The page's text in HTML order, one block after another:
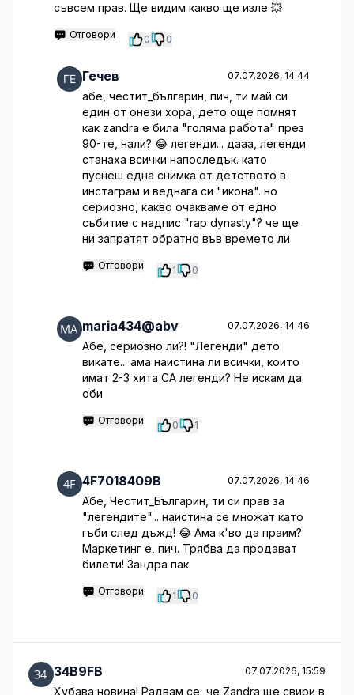
съвсем прав. Ще видим какво ще изле 💥
Отговори 0 0
Гечев 07.07.2026, 14:44
абе, честит_българин, пич, ти май си
един от онези хора, дето още помнят
как zandra е била "голяма работа" през
90-те, нали? 😂 легенди... дааа, легенди
станаха всички напоследък. като
пуснеш една снимка от детството в
инстаграм и веднага си "икона". но
сериозно, какво очакваме от едно
събитие с надпис "rap dynasty"? че ще
ни запратят обратно във времето ли
Отговори 1 0
maria434@abv 07.07.2026, 14:46
Абе, сериозно ли?! "Легенди" дето
викате... ама наистина ли всички, които
имат 2-3 хита СА легенди? Не искам да
оби
Отговори 0 1
4F7018409B 07.07.2026, 14:46
Абе, Честит_Българин, ти си прав за
"легендите"... наистина се множат като
гъби след дъжд! 😂 Ама к'во да праим?
Маркетинг е, пич. Трябва да продават
билети! Зандра пак
Отговори 1 0
34B9FB 07.07.2026, 15:59
Хубава новина! Радвам се, че Zandra ще свири в